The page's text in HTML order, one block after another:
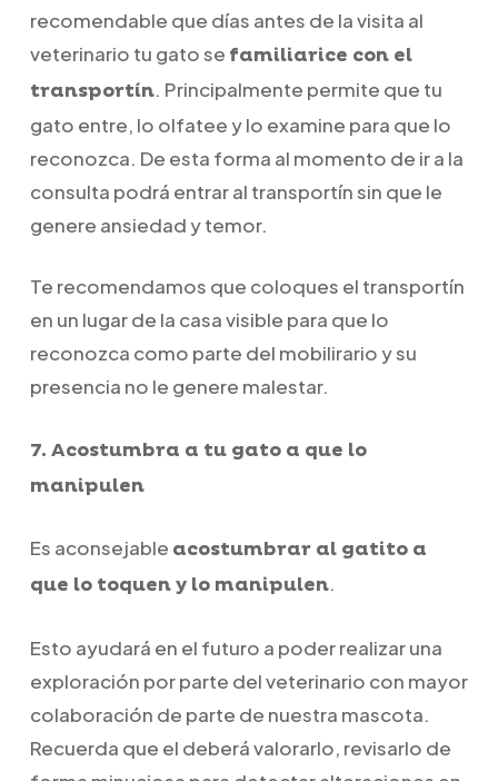
recomendable que días antes de la visita al
veterinario tu gato se familiarice con el
transportín. Principalmente permite que tu
gato entre, lo olfatee y lo examine para que lo
reconozca. De esta forma al momento de ir a la
consulta podrá entrar al transportín sin que le
genere ansiedad y temor.
Te recomendamos que coloques el transportín
en un lugar de la casa visible para que lo
reconozca como parte del mobilirario y su
presencia no le genere malestar.
7. Acostumbra a tu gato a que lo
manipulen
Es aconsejable acostumbrar al gatito a
que lo toquen y lo manipulen.
Esto ayudará en el futuro a poder realizar una
exploración por parte del veterinario con mayor
colaboración de parte de nuestra mascota.
Recuerda que el deberá valorarlo, revisarlo de